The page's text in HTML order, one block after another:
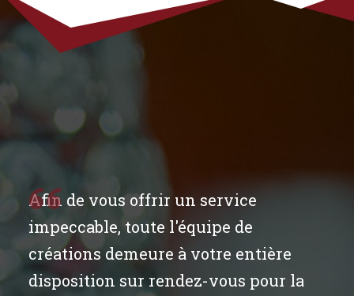
Afin de vous offrir un service
impeccable, toute l'équipe de
créations demeure à votre entière
disposition sur rendez-vous pour la